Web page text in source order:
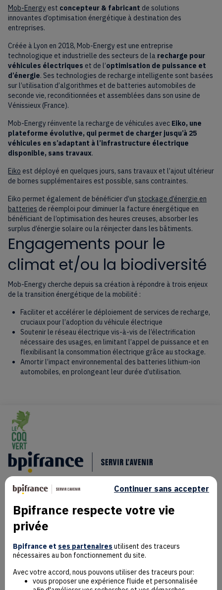
Mob-Energy est concepteur & fabricant de solutions
innovantes d’optimisation énergétique à destination des
entreprises.
Créée à Lyon en 2018, Mob-Energy est une entreprise
technologique et industrielle des secteurs de la recharge pour
véhicules électriques et de l’optimisation de puissance et
d’énergie. Ses technologies de recharge intelligente sont basées
sur l’utilisation d’algorithmes et de batteries automobiles de
seconde vie, reconditionnées et assemblées dans son usine de
Vénissieux (France).
Mob-Energy réinvente la recharge de véhicules avec Eiko, une
plateforme évolutive, qui permet de charger jusqu’à 25
véhicules en s’adaptant à l’infrastructure électrique
disponible, sans travaux.
Eiko est déployé en quelques jours, sans travaux et l’ajout ultérieur
de bornes supplémentaires est possible, sans contraintes.
Eiko permet également de bénéficier d’un stockage d’énergie en
batteries de réemploi pour diminuer la facture énergétique en
bénéficiant de l’optimisation des heures creuses, absorber les
surplus d’énergie solaire ou la réinjecter dans les bâtiments.
Engagements pour le
climat et/ou la biodiversité
Mob-Energy cherche depuis sa création à répondre à trois enjeux
de la transition énergétique de la mobilité :
Faciliter et accélérer le déploiement de services de recharge,
cruciaux pour l’adoption du véhicule électrique
Soutenir le réseau électrique vis-à-vis de l’électrification
nécessaire des usages, en limitant l’appel de puissance et en
flexibilisant la consommation électrique grâce au stockage.
Amortir l’impact environnemental des batteries lithium-ion
automobiles, en prolongeant leur durée d’utilisation.
Mentions Légales
Données personnelles
Contact
Bpifrance respecte votre vie
privée
Bpifrance et ses partenaires utilisent des traceurs
nécessaires au bon fonctionnement du site.
Avec votre accord, nous pouvons utiliser des traceurs pour:
vous proposer une expérience fluide et personnalisée
Continuer sans accepter